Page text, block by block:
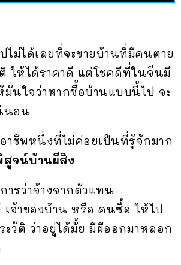
ไม่ได้เลยที่จะขายบ้านที่มีคนตาย
ให้ได้ราคาดี แต่โชคดีที่ในจีนมี
นใจว่าหากซื้อบ้านแบบนี้ไป จะ
นอน
าชีพหนึ่งที่ไม่ค่อยเป็นที่รู้จักมาก
จน์บ้านผีสิง
ารว่าจ้างจากตัวแทน
จ้าของบ้าน หรือ คนซื้อ ให้ไป
วัติ ว่าอยู่ได้มั้ย มีผีออกมาหลอก